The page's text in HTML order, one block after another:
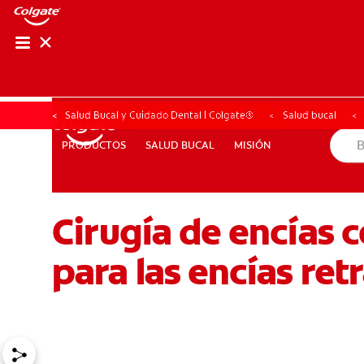
PRODUCTOS SALUD BUCAL MISIÓN
PARA PROFESIONALES CUPONES DO (ES)
PRODUCTOS SALUD BUCAL MISIÓN
CHEQUEO DE
Salud Bucal y Cuidado Dental | Colgate® Salud bucal
Cirugía de encías
para las encías